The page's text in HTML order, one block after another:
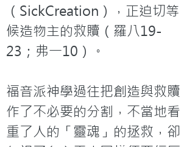
（SickCreation），正迫切等
候造物主的救贖（羅八19-
23；弗一10）。
福音派神學過往把創造與救贖
作了不必要的分割，不當地看
重了人的「靈魂」的拯救，卻